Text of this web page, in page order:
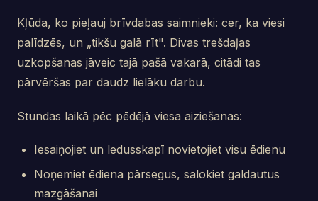
Kļūda, ko pieļauj brīvdabas saimnieki: cer, ka viesi
palīdzēs, un „tikšu galā rīt". Divas trešdaļas
uzkopšanas jāveic tajā pašā vakarā, citādi tas
pārvēršas par daudz lielāku darbu.
Stundas laikā pēc pēdējā viesa aiziešanas:
Iesaiņojiet un ledusskapī novietojiet visu ēdienu
Noņemiet ēdiena pārsegus, salokiet galdautus
mazgāšanai